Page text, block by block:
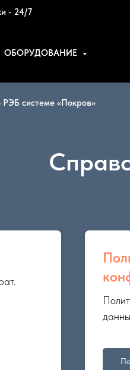
- 24/7
ОБОРУДОВАНИЕ
системе «Покров»